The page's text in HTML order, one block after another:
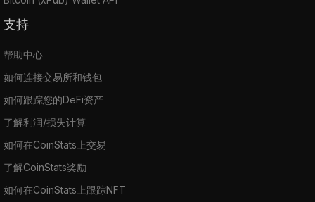
支持
帮助中心
如何连接交易所和钱包
如何跟踪您的DeFi资产
了解利润/损失计算
如何在CoinStats上交易
了解CoinStats奖励
如何在CoinStats上跟踪NFT